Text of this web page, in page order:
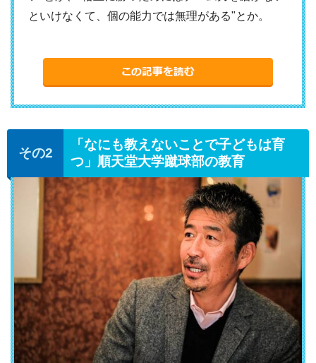
といけなくて、個の能力では無理がある"とか。
「なにも教えないことで子どもは育
つ」順天堂大学蹴球部の教育